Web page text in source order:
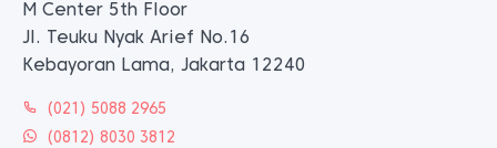
M Center 5th Floor
Jl. Teuku Nyak Arief No.16
Kebayoran Lama, Jakarta 12240
(021) 5088 2965
(0812) 8030 3812